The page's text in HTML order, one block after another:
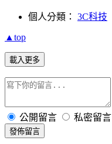
個人分類： 3C科技
▲top
載入更多
公開留言 私密留言
發佈留言